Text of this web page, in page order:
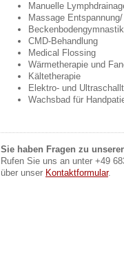
Manuelle
Massage
Beckenbodengymnastik
CMD-Behandlung
Medical Flossing
Wärmetherapie und
Kältetherapie
Elektro- und
Wachsbad für
Sie haben Fragen zu
Rufen Sie uns an unter +49
über unser Kontaktformular.